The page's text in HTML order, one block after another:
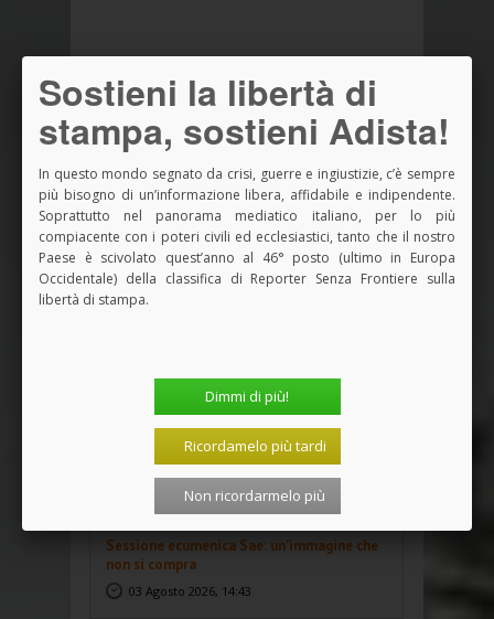
NEWS PIÙ RECENTI PIÙ LETTI
Cristo si è fermato allo Spin Time. Anche il
cardinale...
09 Agosto 2026, 12:25
per la Teologia...
08 Agosto 2026, 17:24
Per il verso giusto. Smisura
04 Agosto 2026, 12:29
Sessione ecumenica Sae: un’immagine che
non si compra
03 Agosto 2026, 14:43
Sostieni la libertà di
stampa, sostieni Adista!
In questo mondo segnato da crisi, guerre e ingiustizie, c’è sempre
più bisogno di un’informazione libera, affidabile e indipendente.
Soprattutto nel panorama mediatico italiano, per lo più
compiacente con i poteri civili ed ecclesiastici, tanto che il nostro
Paese è scivolato quest’anno al 46° posto (ultimo in Europa
Occidentale) della classifica di Reporter Senza Frontiere sulla
libertà di stampa.
Dimmi di più!
Ricordamelo più tardi
Non ricordarmelo più